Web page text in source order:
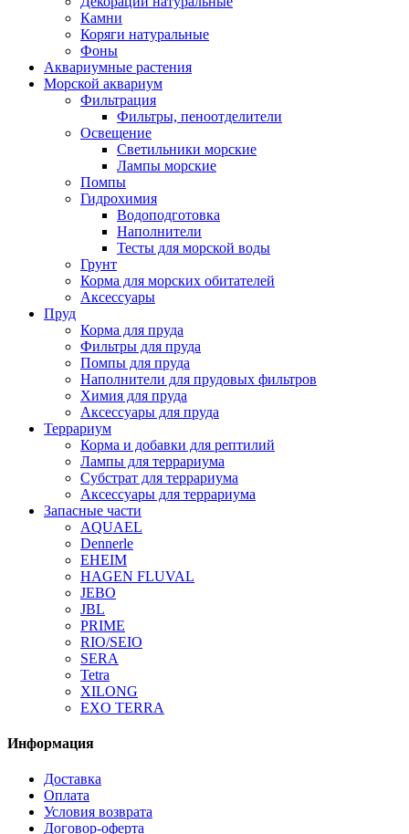
Камни
Коряги натуральные
Фоны
Аквариумные растения
Морской аквариум
Фильтрация
Фильтры, пеноотделители
Освещение
Светильники морские
Лампы морские
Помпы
Гидрохимия
Водоподготовка
Наполнители
Тесты для морской воды
Грунт
Корма для морских обитателей
Аксессуары
Пруд
Корма для пруда
Фильтры для пруда
Помпы для пруда
Наполнители для прудовых фильтров
Химия для пруда
Аксессуары для пруда
Террариум
Корма и добавки для рептилий
Лампы для террариума
Субстрат для террариума
Аксессуары для террариума
Запасные части
AQUAEL
Dennerle
EHEIM
HAGEN FLUVAL
JEBO
JBL
PRIME
RIO/SEIO
SERA
Tetra
XILONG
EXO TERRA
Информация
Доставка
Оплата
Условия возврата
Договор-оферта